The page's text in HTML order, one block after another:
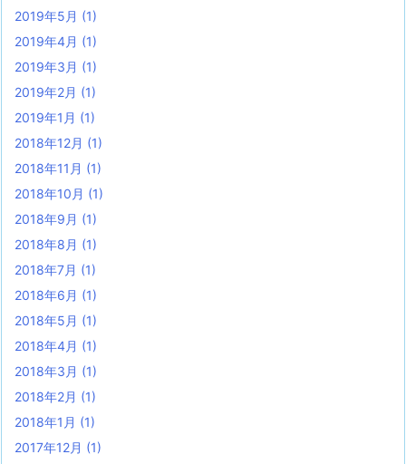
2019年5月 (1)
2019年4月 (1)
2019年3月 (1)
2019年2月 (1)
2019年1月 (1)
2018年12月 (1)
2018年11月 (1)
2018年10月 (1)
2018年9月 (1)
2018年8月 (1)
2018年7月 (1)
2018年6月 (1)
2018年5月 (1)
2018年4月 (1)
2018年3月 (1)
2018年2月 (1)
2018年1月 (1)
2017年12月 (1)